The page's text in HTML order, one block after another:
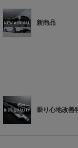
新商品
乗り心地改善